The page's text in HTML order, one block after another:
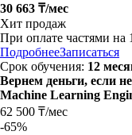
30 663 ₸/мес
Хит продаж
При оплате частями на
ПодробнееЗаписаться
Срок обучения: 12
Вернем деньги, если
Machine Learning
62 500 ₸/мес
-65%